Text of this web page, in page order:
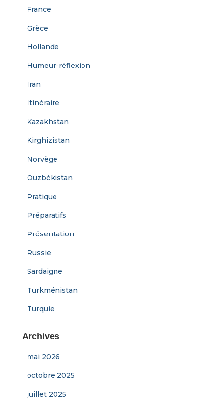
France
Grèce
Hollande
Humeur-réflexion
Iran
Itinéraire
Kazakhstan
Kirghizistan
Norvège
Ouzbékistan
Pratique
Préparatifs
Présentation
Russie
Sardaigne
Turkménistan
Turquie
Archives
mai 2026
octobre 2025
juillet 2025